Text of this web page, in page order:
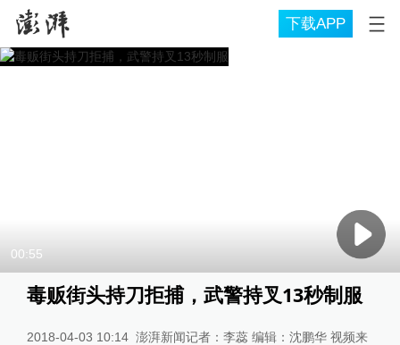
下载APP
00:55
毒贩街头持刀拒捕，武警持叉13秒制服
2018-04-03 10:14 澎湃新闻记者：李蕊 编辑：沈鹏华 视频来